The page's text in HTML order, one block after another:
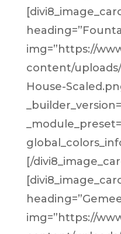
img=”https://
content/
House-
[/
img=”https://